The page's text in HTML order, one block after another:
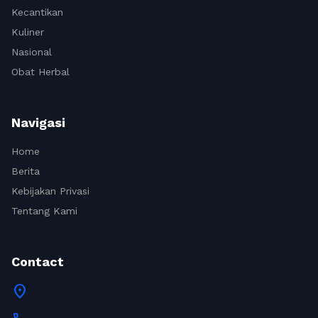
Kecantikan
Kuliner
Nasional
Obat Herbal
Navigasi
Home
Berita
Kebijakan Privasi
Tentang Kami
Contact
location_on